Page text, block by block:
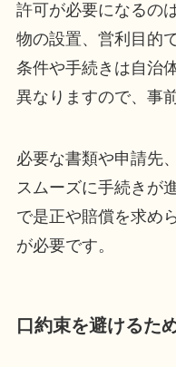
許可が必要になるの
物の設置、営利目的
条件や手続きは自治
異なりますので、事
必要な書類や申請先
スムーズに手続きが
で是正や賠償を求め
が必要です。
口約束を避けるた